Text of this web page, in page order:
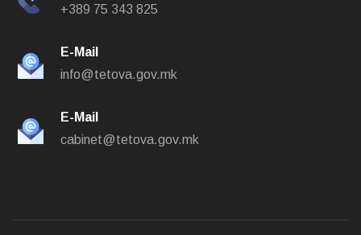
+389 75 343 825
E-Mail
info@tetova.gov.mk
E-Mail
cabinet@tetova.gov.mk